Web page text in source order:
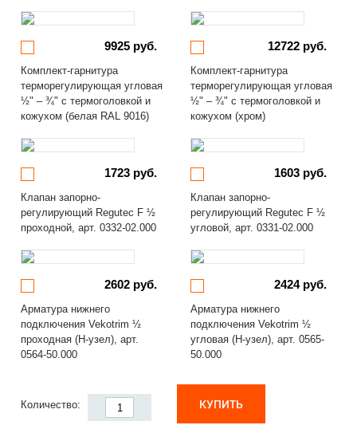
9925 руб.
Комплект-гарнитура
терморегулирующая угловая
½" – ¾" с термоголовкой и
кожухом (белая RAL 9016)
12722 руб.
Комплект-гарнитура
терморегулирующая угловая
½" – ¾" с термоголовкой и
кожухом (хром)
1723 руб.
Клапан запорно-
регулирующий Regutec F ½
проходной, арт. 0332-02.000
1603 руб.
Клапан запорно-
регулирующий Regutec F ½
угловой, арт. 0331-02.000
2602 руб.
Арматура нижнего
подключения Vekotrim ½
проходная (Н-узел), арт.
0564-50.000
2424 руб.
Арматура нижнего
подключения Vekotrim ½
угловая (Н-узел), арт. 0565-
50.000
Количество: КУПИТЬ